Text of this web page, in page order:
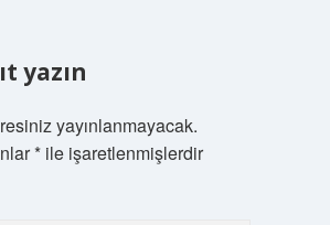
yazın
yayınlanmayacak.
*ile işaretlenmişlerdir